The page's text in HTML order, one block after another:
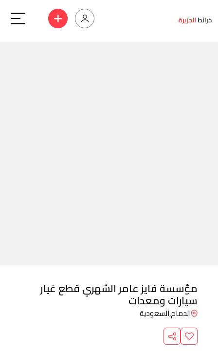
مؤسسة فايز عامر الشهري قطع غيار
سيارات ومعدات
الدمام,السعودية